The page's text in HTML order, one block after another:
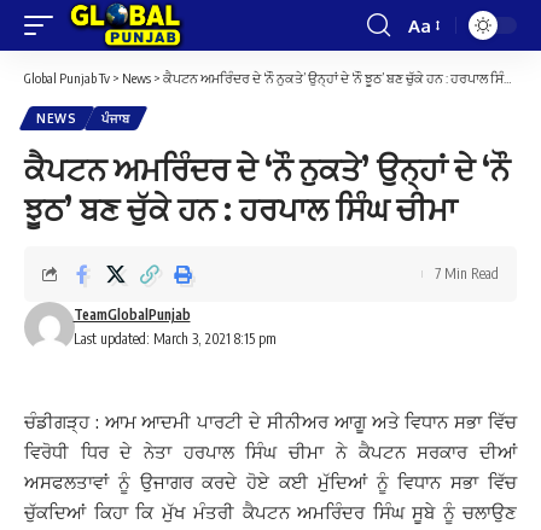
Font
Resizer
Aa
Global Punjab Tv > News > ਕੈਪਟਨ ਅਮਰਿੰਦਰ ਦੇ ‘ਨੌ ਨੁਕਤੇ’ ਉਨ੍ਹਾਂ ਦੇ ‘ਨੌ ਝੂਠ’ ਬਣ ਚੁੱਕੇ ਹਨ : ਹਰਪਾਲ ਸਿੰਘ ਚੀਮਾ
NEWS ਪੰਜਾਬ
ਕੈਪਟਨ ਅਮਰਿੰਦਰ ਦੇ ‘ਨੌ ਨੁਕਤੇ’ ਉਨ੍ਹਾਂ ਦੇ ‘ਨੌ
ਝੂਠ’ ਬਣ ਚੁੱਕੇ ਹਨ : ਹਰਪਾਲ ਸਿੰਘ ਚੀਮਾ
Last updated: March 3, 2021 8:15 pm
TeamGlobalPunjab
7 Min Read
ਚੰਡੀਗੜ੍ਹ : ਆਮ ਆਦਮੀ ਪਾਰਟੀ ਦੇ ਸੀਨੀਅਰ ਆਗੂ ਅਤੇ ਵਿਧਾਨ ਸਭਾ ਵਿੱਚ
ਵਿਰੋਧੀ ਧਿਰ ਦੇ ਨੇਤਾ ਹਰਪਾਲ ਸਿੰਘ ਚੀਮਾ ਨੇ ਕੈਪਟਨ ਸਰਕਾਰ ਦੀਆਂ
ਅਸਫਲਤਾਵਾਂ ਨੂੰ ਉਜਾਗਰ ਕਰਦੇ ਹੋਏ ਕਈ ਮੁੱਦਿਆਂ ਨੂੰ ਵਿਧਾਨ ਸਭਾ ਵਿੱਚ
ਚੁੱਕਦਿਆਂ ਕਿਹਾ ਕਿ ਮੁੱਖ ਮੰਤਰੀ ਕੈਪਟਨ ਅਮਰਿੰਦਰ ਸਿੰਘ ਸੂਬੇ ਨੂੰ ਚਲਾਉਣ